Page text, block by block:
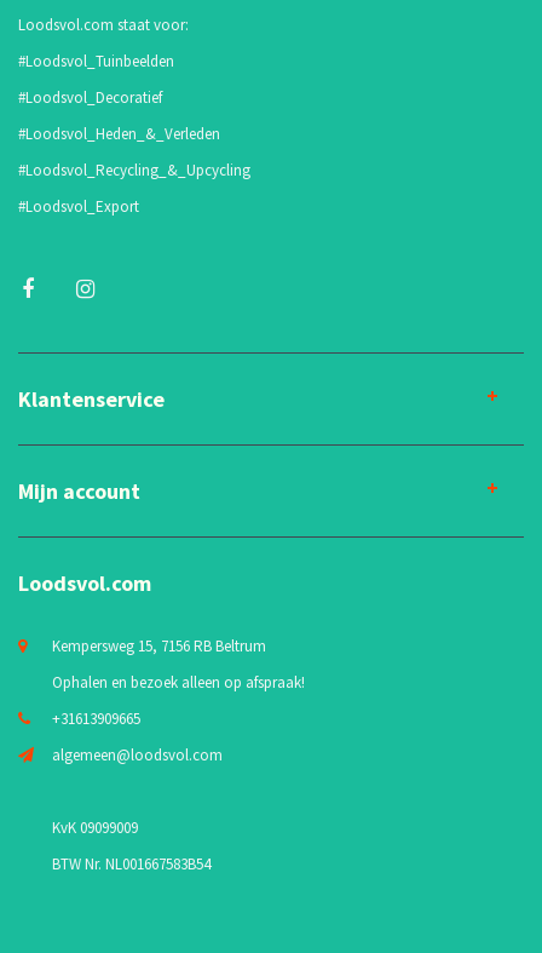
Loodsvol.com staat voor:
#Loodsvol_Tuinbeelden
#Loodsvol_Decoratief
#Loodsvol_Heden_&_Verleden
#Loodsvol_Recycling_&_Upcycling
#Loodsvol_Export
Klantenservice
Mijn account
Loodsvol.com
Kempersweg 15, 7156 RB Beltrum
Ophalen en bezoek alleen op afspraak!
+31613909665
algemeen@loodsvol.com
KvK 09099009
BTW Nr. NL001667583B54